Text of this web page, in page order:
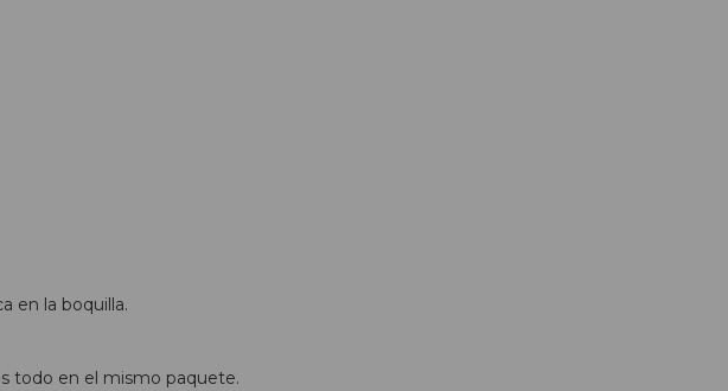
en la boquilla.
todo en el mismo paquete.